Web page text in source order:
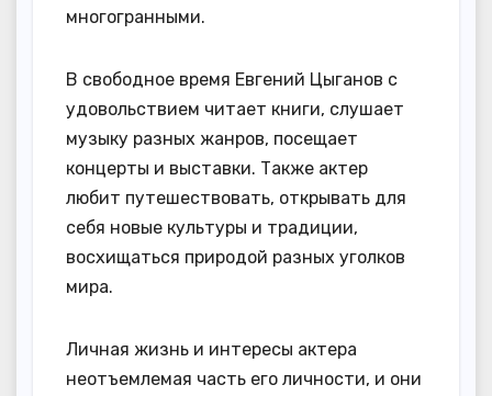
многогранными.
В свободное время Евгений Цыганов с
удовольствием читает книги, слушает
музыку разных жанров, посещает
концерты и выставки. Также актер
любит путешествовать, открывать для
себя новые культуры и традиции,
восхищаться природой разных уголков
мира.
Личная жизнь и интересы актера
неотъемлемая часть его личности, и они